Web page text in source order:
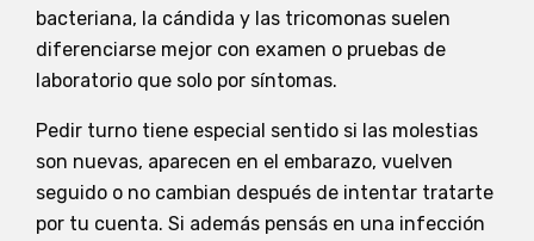
bacteriana, la cándida y las tricomonas suelen
diferenciarse mejor con examen o pruebas de
laboratorio que solo por síntomas.
Pedir turno tiene especial sentido si las molestias
son nuevas, aparecen en el embarazo, vuelven
seguido o no cambian después de intentar tratarte
por tu cuenta. Si además pensás en una infección